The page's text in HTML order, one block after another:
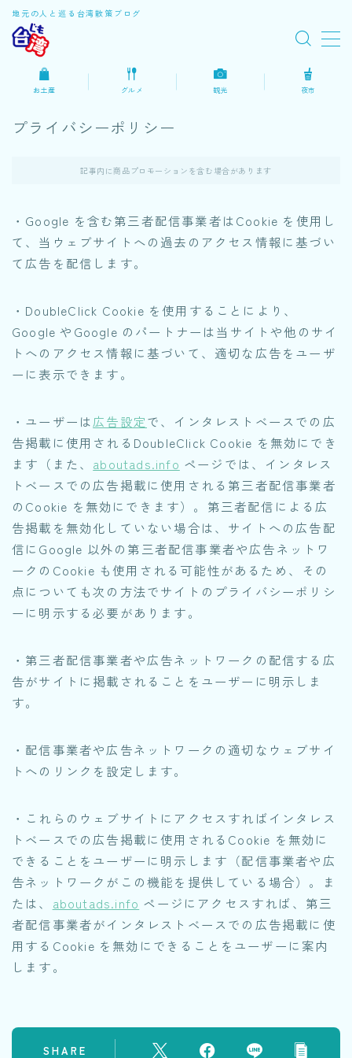
地元の人と巡る台湾散策ブログ
MENU
夜市
お土産 グルメ 観光 夜市
プライバシーポリシー
記事内に商品プロモーションを含む場合があります
・Google を含む第三者配信事業者はCookie を使用し
て、当ウェブサイトへの過去のアクセス情報に基づい
て広告を配信します。
・DoubleClick Cookie を使用することにより、
Google やGoogle のパートナーは当サイトや他のサイ
トへのアクセス情報に基づいて、適切な広告をユーザ
ーに表示できます。
・ユーザーは広告設定で、インタレストベースでの広
告掲載に使用されるDoubleClick Cookie を無効にでき
ます（また、 aboutads.info ページでは、インタレス
トベースでの広告掲載に使用される第三者配信事業者
のCookie を無効にできます）。第三者配信による広
告掲載を無効化していない場合は、サイトへの広告配
信にGoogle 以外の第三者配信事業者や広告ネットワ
ークのCookie も使用される可能性があるため、その
点についても次の方法でサイトのプライバシーポリシ
ーに明示する必要があります。
・第三者配信事業者や広告ネットワークの配信する広
告がサイトに掲載されることをユーザーに明示しま
す。
・配信事業者や広告ネットワークの適切なウェブサイ
トへのリンクを設定します。
・これらのウェブサイトにアクセスすればインタレス
トベースでの広告掲載に使用されるCookie を無効に
できることをユーザーに明示します（配信事業者や広
告ネットワークがこの機能を提供している場合）。ま
たは、 aboutads.info ページにアクセスすれば、第三
者配信事業者がインタレストベースでの広告掲載に使
用するCookie を無効にできることをユーザーに案内
します。
SHARE